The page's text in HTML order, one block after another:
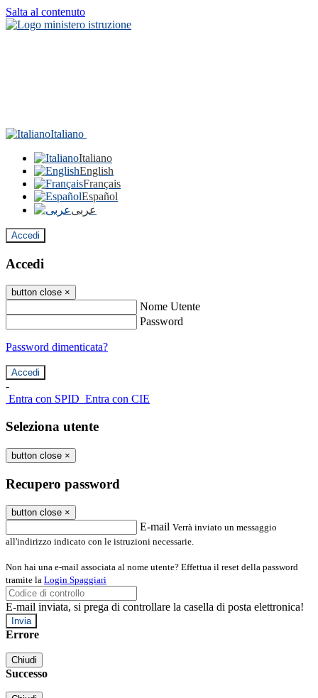
Salta al contenuto
Italiano
Italiano
English
Français
Español
عربى
Accedi
Accedi
button close ×
Nome Utente
Password
Password dimenticata?
-
Entra con SPID Entra con CIE
Seleziona utente
button close ×
Recupero password
button close ×
E-mail Verrà inviato un messaggio
all'indirizzo indicato con le istruzioni necessarie.
Non hai una e-mail associata al nome utente? Effettua il reset della password
tramite la Login Spaggiari
E-mail inviata, si prega di controllare la casella di posta elettronica!
Errore
Chiudi
Successo